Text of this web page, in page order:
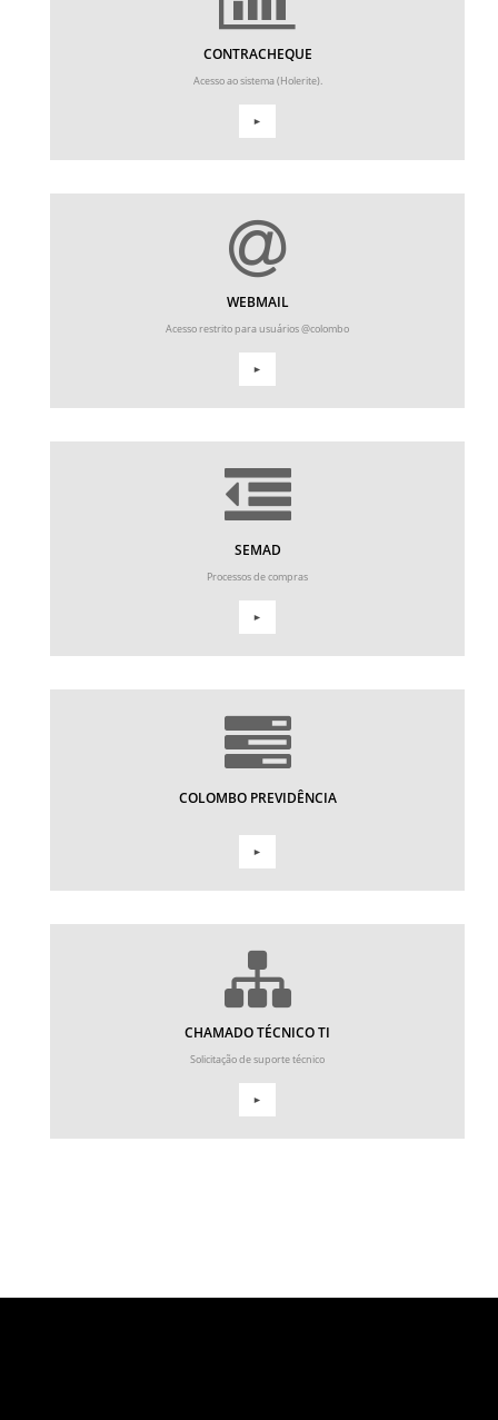
CONTRACHEQUE
Acesso ao sistema (Holerite).
►
WEBMAIL
Acesso restrito para usuários @colombo
►
SEMAD
Processos de compras
►
COLOMBO PREVIDÊNCIA
►
CHAMADO TÉCNICO TI
Solicitação de suporte técnico
►